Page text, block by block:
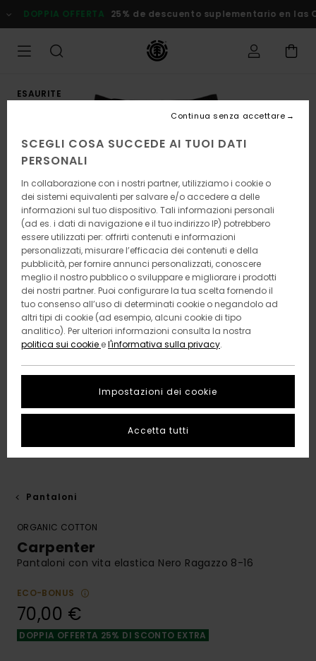
alle
informazioni
prodotto
DOPPIA OFFERTA 25% de descuento suplementario en las
ESAURITE
Pantaloni
ORGANIC COTTON
Carpenter
Pantaloni con vita elastica Nero Ragazzo 8-16
ECO-BONUS
70,00 €
DOPPIA OFFERTA 25% DI SCONTO EXTRA
SCEGLI COSA SUCCEDE AI TUOI DATI
PERSONALI
In collaborazione con i nostri partner, utilizziamo i cookie o
dei sistemi equivalenti per salvare e/o accedere a delle
informazioni sul tuo dispositivo. Tali informazioni personali
(ad es. i dati di navigazione e il tuo indirizzo IP) potrebbero
essere utilizzati per: offrirti contenuti e informazioni
personalizzati, misurare l’efficacia dei contenuti e della
pubblicità, per fornire annunci personalizzati, conoscere
meglio il nostro pubblico o sviluppare e migliorare i prodotti
dei nostri partner. Puoi configurare la tua scelta fornendo il
tuo consenso all’uso di determinati cookie o negandolo ad
altri tipi di cookie (ad esempio, alcuni cookie di tipo
analitico). Per ulteriori informazioni consulta la nostra
politica sui cookie el'informativa sulla privacy.
Impostazioni dei cookie
Continua senza accettare
Accetta tutti